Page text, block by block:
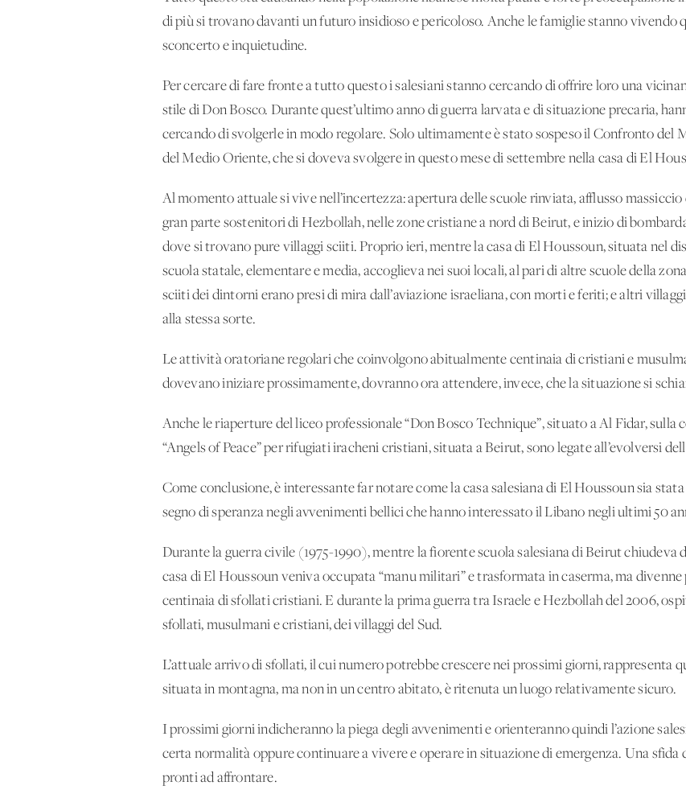
di più si trovano davanti un futuro insidioso e pericoloso. Anche le famiglie stanno vivendo
sconcerto e inquietudine.
Per cercare di fare fronte a tutto questo i salesiani stanno cercando di offrire loro una
stile di Don Bosco. Durante quest’ultimo anno di guerra larvata e di situazione precaria,
cercando di svolgerle in modo regolare. Solo ultimamente è stato sospeso il Confronto
del Medio Oriente, che si doveva svolgere in questo mese di settembre nella casa di El
Al momento attuale si vive nell’incertezza: apertura delle scuole rinviata, afflusso
gran parte sostenitori di Hezbollah, nelle zone cristiane a nord di Beirut, e inizio di
dove si trovano pure villaggi sciiti. Proprio ieri, mentre la casa di El Houssoun, situata nel
scuola statale, elementare e media, accoglieva nei suoi locali, al pari di altre scuole della
sciiti dei dintorni erano presi di mira dall’aviazione israeliana, con morti e feriti; e altri
alla stessa sorte.
Le attività oratoriane regolari che coinvolgono abitualmente centinaia di cristiani e
dovevano iniziare prossimamente, dovranno ora attendere, invece, che la situazione si
Anche le riaperture del liceo professionale “Don Bosco Technique”, situato a Al Fidar, sulla
“Angels of Peace” per rifugiati iracheni cristiani, situata a Beirut, sono legate all’evolversi
Come conclusione, è interessante far notare come la casa salesiana di El Houssoun sia
segno di speranza negli avvenimenti bellici che hanno interessato il Libano negli ultimi 50
Durante la guerra civile (1975-1990), mentre la fiorente scuola salesiana di Beirut
casa di El Houssoun veniva occupata “manu militari” e trasformata in caserma, ma
centinaia di sfollati cristiani. E durante la prima guerra tra Israele e Hezbollah del 2006,
sfollati, musulmani e cristiani, dei villaggi del Sud.
L’attuale arrivo di sfollati, il cui numero potrebbe crescere nei prossimi giorni, rappresenta
situata in montagna, ma non in un centro abitato, è ritenuta un luogo relativamente sicuro.
I prossimi giorni indicheranno la piega degli avvenimenti e orienteranno quindi l’azione
certa normalità oppure continuare a vivere e operare in situazione di emergenza. Una
pronti ad affrontare.